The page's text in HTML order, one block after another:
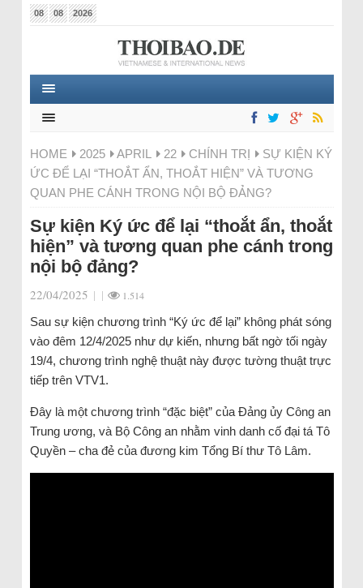
08 08 2026
HOME 2025 APRIL 22 CHÍNH TRỊ
SỰ KIỆN KÝ
ỨC ĐỂ LẠI “THOẮT ẨN, THOẮT HIỆN” VÀ TƯƠNG
QUAN PHE CÁNH TRONG NỘI BỘ ĐẢNG?
Sự kiện Ký ức để lại “thoắt ẩn, thoắt
hiện” và tương quan phe cánh trong
nội bộ đảng?
22/04/2025 | | 1.514
Sau sự kiện chương trình “Ký ức để lại” không phát sóng
vào đêm 12/4/2025 như dự kiến, nhưng bất ngờ tối ngày
19/4, chương trình nghệ thuật này được tường thuật trực
tiếp trên VTV1.
Đây là một chương trình “đặc biệt” của Đảng ủy Công an
Trung ương, và Bộ Công an nhằm vinh danh cố đại tá Tô
Quyền – cha đẻ của đương kim Tổng Bí thư Tô Lâm.